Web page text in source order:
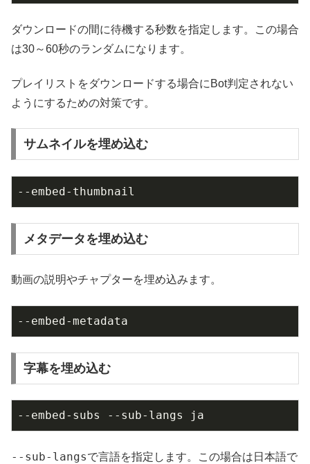
ダウンロードの間に待機する秒数を指定します。この場合
は30～60秒のランダムになります。
プレイリストをダウンロードする場合にBot判定されない
ようにするための対策です。
サムネイルを埋め込む
--embed-thumbnail
メタデータを埋め込む
動画の説明やチャプターを埋め込みます。
--embed-metadata
字幕を埋め込む
--embed-subs --sub-langs ja
--sub-langsで言語を指定します。この場合は日本語で